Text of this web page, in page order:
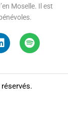
Moselle. Il est